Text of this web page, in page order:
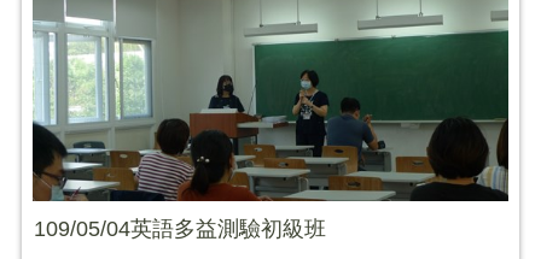
109/05/04英語多益測驗初級班